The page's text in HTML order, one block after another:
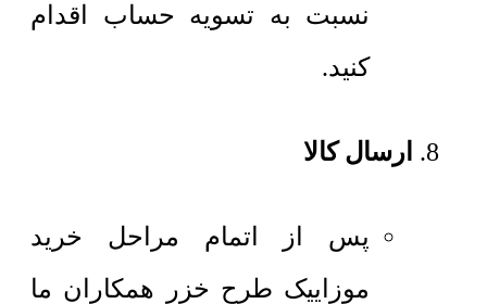
نسبت به تسویه حساب اقدام
کنید.
ارسال کالا
پس از اتمام مراحل خرید
موزاییک طرح خزر همکاران ما